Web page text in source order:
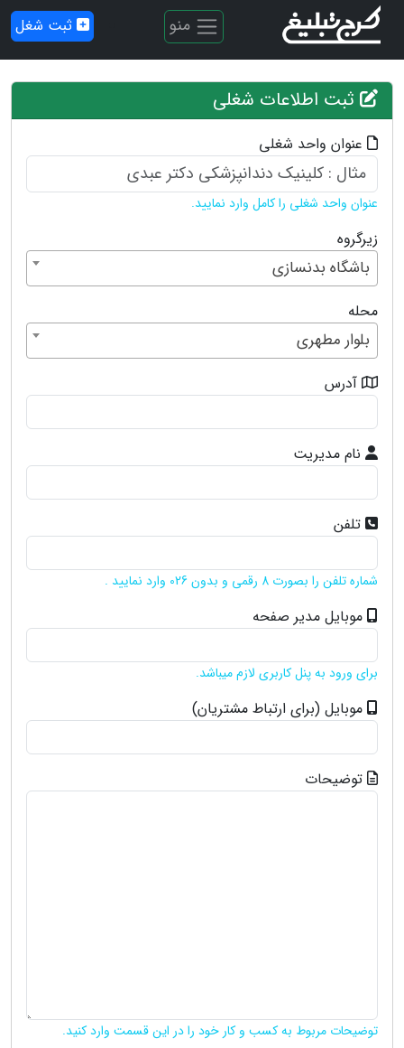
منو ثبت شغل
ثبت اطلاعات شغلی
عنوان واحد شغلی
عنوان واحد شغلی را کامل وارد نمایید.
زیرگروه
باشگاه بدنسازی
محله
بلوار مطهری
آدرس
نام مدیریت
تلفن
شماره تلفن را بصورت 8 رقمی و بدون 026 وارد نمایید .
موبایل مدیر صفحه
برای ورود به پنل کاربری لازم میباشد.
موبایل (برای ارتباط مشتریان)
توضیحات
توضیحات مربوط به کسب و کار خود را در این قسمت وارد کنید.